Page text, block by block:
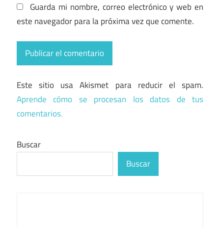
Guarda mi nombre, correo electrónico y web en
este navegador para la próxima vez que comente.
Este sitio usa Akismet para reducir el spam.
Aprende cómo se procesan los datos de tus
comentarios.
Buscar
Buscar